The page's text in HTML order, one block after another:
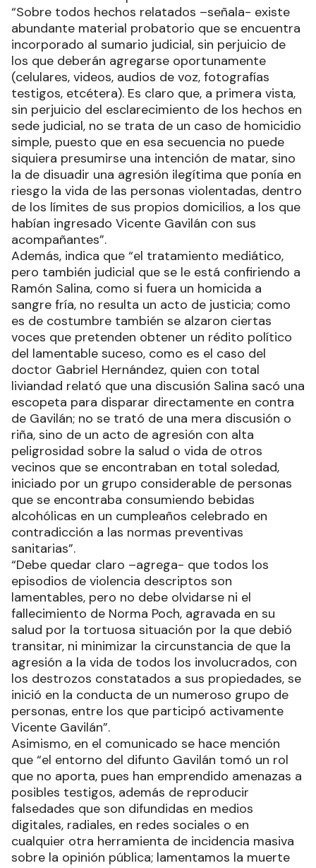
“Sobre todos hechos relatados –señala- existe
abundante material probatorio que se encuentra
incorporado al sumario judicial, sin perjuicio de
los que deberán agregarse oportunamente
(celulares, videos, audios de voz, fotografías
testigos, etcétera). Es claro que, a primera vista,
sin perjuicio del esclarecimiento de los hechos en
sede judicial, no se trata de un caso de homicidio
simple, puesto que en esa secuencia no puede
siquiera presumirse una intención de matar, sino
la de disuadir una agresión ilegítima que ponía en
riesgo la vida de las personas violentadas, dentro
de los límites de sus propios domicilios, a los que
habían ingresado Vicente Gavilán con sus
acompañantes”.
Además, indica que “el tratamiento mediático,
pero también judicial que se le está confiriendo a
Ramón Salina, como si fuera un homicida a
sangre fría, no resulta un acto de justicia; como
es de costumbre también se alzaron ciertas
voces que pretenden obtener un rédito político
del lamentable suceso, como es el caso del
doctor Gabriel Hernández, quien con total
liviandad relató que una discusión Salina sacó una
escopeta para disparar directamente en contra
de Gavilán; no se trató de una mera discusión o
riña, sino de un acto de agresión con alta
peligrosidad sobre la salud o vida de otros
vecinos que se encontraban en total soledad,
iniciado por un grupo considerable de personas
que se encontraba consumiendo bebidas
alcohólicas en un cumpleaños celebrado en
contradicción a las normas preventivas
sanitarias”.
“Debe quedar claro –agrega- que todos los
episodios de violencia descriptos son
lamentables, pero no debe olvidarse ni el
fallecimiento de Norma Poch, agravada en su
salud por la tortuosa situación por la que debió
transitar, ni minimizar la circunstancia de que la
agresión a la vida de todos los involucrados, con
los destrozos constatados a sus propiedades, se
inició en la conducta de un numeroso grupo de
personas, entre los que participó activamente
Vicente Gavilán”.
Asimismo, en el comunicado se hace mención
que “el entorno del difunto Gavilán tomó un rol
que no aporta, pues han emprendido amenazas a
posibles testigos, además de reproducir
falsedades que son difundidas en medios
digitales, radiales, en redes sociales o en
cualquier otra herramienta de incidencia masiva
sobre la opinión pública; lamentamos la muerte